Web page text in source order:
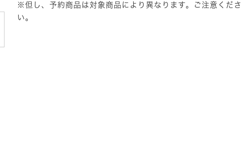
※但し、予約商品は対象商品により異なります。ご注意くださ
い。